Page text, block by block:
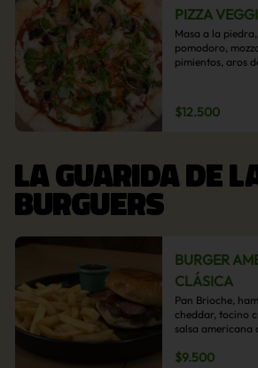
PIZZA
Masa a la
pomodoro,
pimientos, aros
$12.500
LA GUARIDA DE
BURGUERS
BURGER
CLÁSICA
Pan Brioche,
cheddar, tocino
salsa americana
$9.500